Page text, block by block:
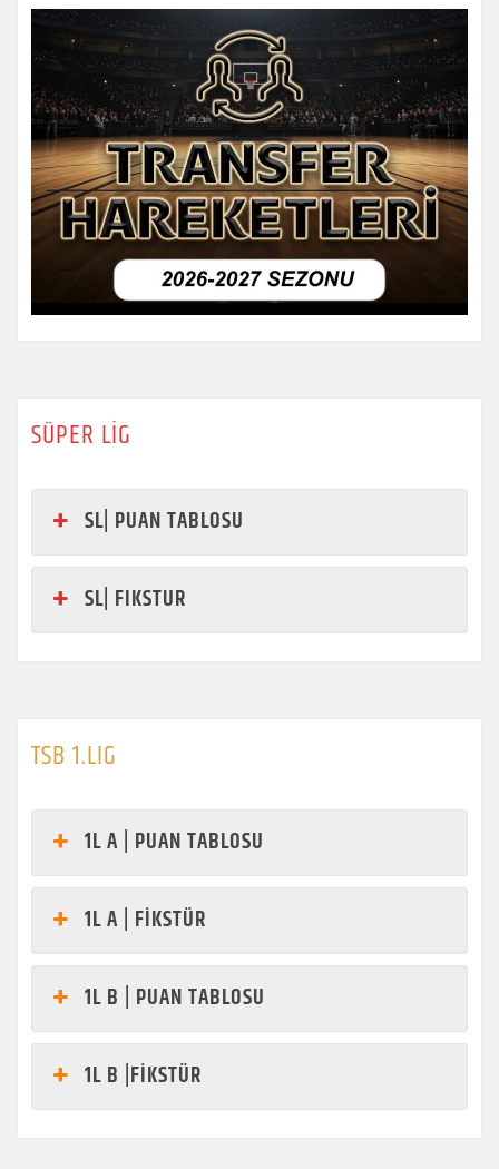
SÜPER LİG
SL| PUAN TABLOSU
SL| FIKSTUR
TSB 1.LIG
1L A | PUAN TABLOSU
1L A | FİKSTÜR
1L B | PUAN TABLOSU
1L B |FİKSTÜR